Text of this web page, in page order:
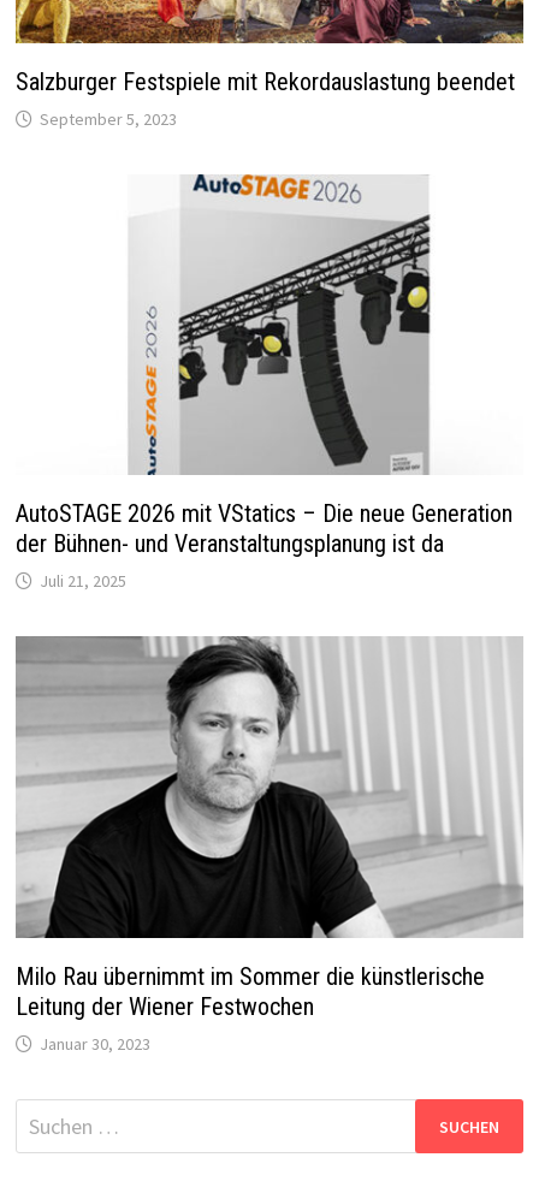
Salzburger Festspiele mit Rekordauslastung beendet
September 5, 2023
AutoSTAGE 2026 mit VStatics – Die neue Generation
der Bühnen- und Veranstaltungsplanung ist da
Juli 21, 2025
Milo Rau übernimmt im Sommer die künstlerische
Leitung der Wiener Festwochen
Januar 30, 2023
Suchen
nach: